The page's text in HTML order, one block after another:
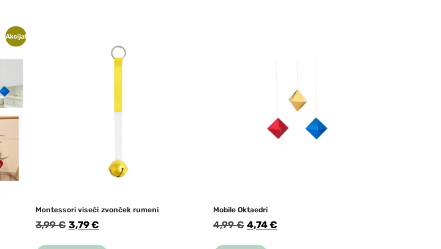
Akcija!
Montessori viseči zvonček rumeni
3,99€ 3,79€
Mobile Oktaedri
4,99€ 4,74€